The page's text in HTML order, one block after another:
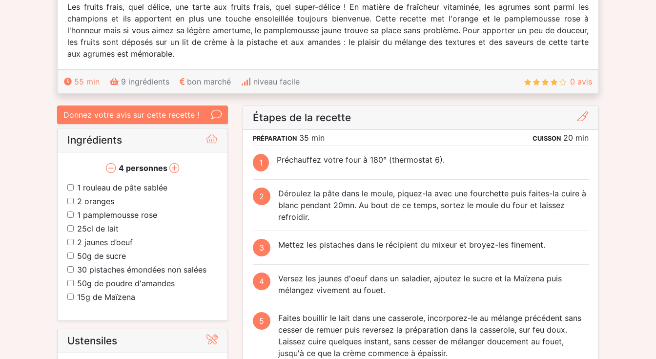
Les fruits frais, quel délice, une tarte aux fruits frais, quel super-délice ! En matière de fraîcheur vitaminée, les agrumes sont parmi les
champions et ils apportent en plus une touche ensoleillée toujours bienvenue. Cette recette met l'orange et le pamplemousse rose à
l'honneur mais si vous aimez sa légère amertume, le pamplemousse jaune trouve sa place sans problème. Pour apporter un peu de douceur,
les fruits sont déposés sur un lit de crème à la pistache et aux amandes : le plaisir du mélange des textures et des saveurs de cette tarte
aux agrumes est mémorable.
55 min 9 ingrédients bon marché niveau facile 0 avis
Donnez votre avis sur cette recette !
Ingrédients
4personnes
1 rouleau de pâte sablée
2 oranges
1 pamplemousse rose
25cl de lait
2 jaunes d’oeuf
50g de sucre
30 pistaches émondées non salées
50g de poudre d'amandes
15g de Maïzena
Ustensiles
Étapes de la recette
PRÉPARATION 35 min CUISSON 20 min
1 Préchauffez votre four à 180° (thermostat 6).
2
Déroulez la pâte dans le moule, piquez-la avec une fourchette puis faites-la cuire à
blanc pendant 20mn. Au bout de ce temps, sortez le moule du four et laissez
refroidir.
3 Mettez les pistaches dans le récipient du mixeur et broyez-les finement.
4
Versez les jaunes d'oeuf dans un saladier, ajoutez le sucre et la Maïzena puis
mélangez vivement au fouet.
5
Faites bouillir le lait dans une casserole, incorporez-le au mélange précédent sans
cesser de remuer puis reversez la préparation dans la casserole, sur feu doux.
Laissez cuire quelques instant, sans cesser de mélanger doucement au fouet,
jusqu'à ce que la crème commence à épaissir.